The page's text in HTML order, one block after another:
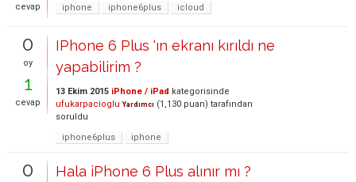
cevap
iphone
iphone6plus icloud
0
oy
1
cevap
IPhone 6 Plus 'ın ekranı kırıldı ne
yapabilirim ?
13 Ekim 2015 iPhone / iPad kategorisinde
ufukarpacioglu Yardımcı (1,130 puan) tarafından
soruldu
iphone6plus
iphone
0 Hala iPhone 6 Plus alınır mı ?